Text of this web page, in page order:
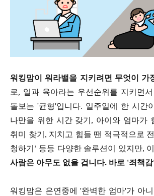
워킹맘이 워라밸을 지키려면 무엇이 가
로, 일과 육아라는 우선순위를 지키면
돌보는 '균형'입니다. 일주일에 한 시간
나만을 위한 시간 갖기, 아이와 엄마가
취미 찾기, 지치고 힘들 땐 적극적으로
청하기’ 등등 다양한 솔루션이 있지만,
사람은 아무도 없을 겁니다. 바로 '죄책
워킹맘은 은연중에 '완벽한 엄마'가 아